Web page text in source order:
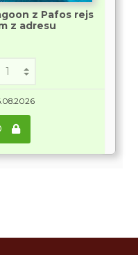
z Pafos rejs
z adresu